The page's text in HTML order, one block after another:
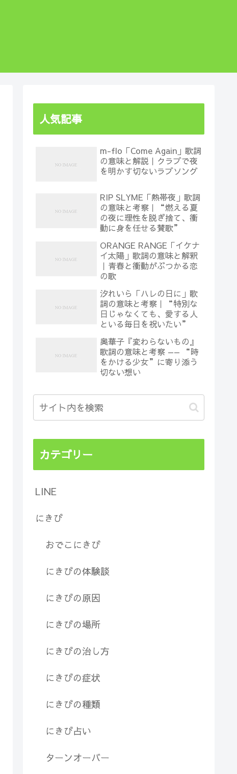
人気記事
m-flo「Come Again」歌詞
の意味と解説｜クラブで夜
を明かす切ないラブソング
RIP SLYME「熱帯夜」歌詞
の意味と考察｜“燃える夏
の夜に理性を脱ぎ捨て、衝
動に身を任せる賛歌”
ORANGE RANGE「イケナ
イ太陽」歌詞の意味と解釈
｜青春と衝動がぶつかる恋
の歌
汐れいら「ハレの日に」歌
詞の意味と考察｜“特別な
日じゃなくても、愛する人
といる毎日を祝いたい”
奥華子『変わらないもの』
歌詞の意味と考察 —— “時
をかける少女”に寄り添う
切ない想い
カテゴリー
LINE
にきび
おでこにきび
にきびの体験談
にきびの原因
にきびの場所
にきびの治し方
にきびの症状
にきびの種類
にきび占い
ターンオーバー